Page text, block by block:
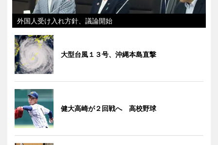
外国人受け入れ方針、議論開始
大型台風１３号、沖縄本島直撃
健大高崎が２回戦へ 高校野球